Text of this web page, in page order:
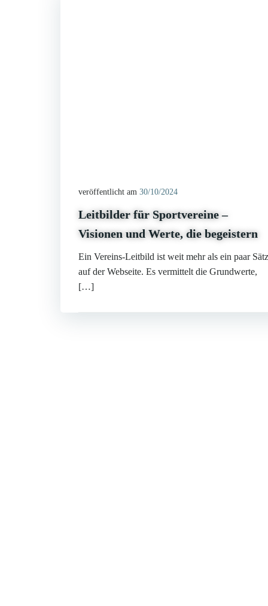
veröffentlicht am 30/10/2024
Leitbilder für Sportvereine –
Visionen und Werte, die begeistern
Ein Vereins-Leitbild ist weit mehr als ein paar
auf der Webseite. Es vermittelt die Grundwerte,
[…]